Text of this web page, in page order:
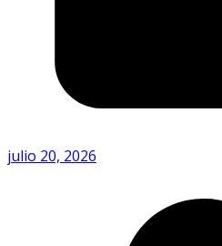
julio 20, 2026